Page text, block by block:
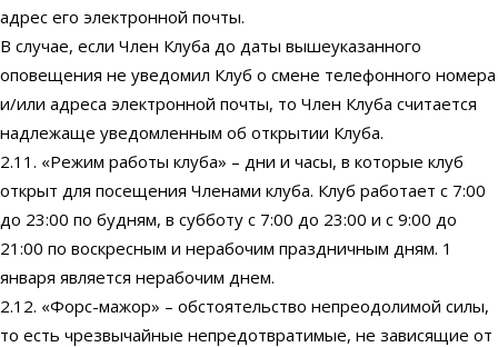
адрес его электронной почты.
В случае, если Член Клуба до даты вышеуказанного
оповещения не уведомил Клуб о смене телефонного номера
и/или адреса электронной почты, то Член Клуба считается
надлежаще уведомленным об открытии Клуба.
2.11. «Режим работы клуба» – дни и часы, в которые клуб
открыт для посещения Членами клуба. Клуб работает с 7:00
до 23:00 по будням, в субботу с 7:00 до 23:00 и с 9:00 до
21:00 по воскресным и нерабочим праздничным дням. 1
января является нерабочим днем.
2.12. «Форс-мажор» – обстоятельство непреодолимой силы,
то есть чрезвычайные непредотвратимые, не зависящие от